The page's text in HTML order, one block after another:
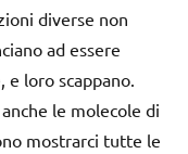
diverse non
ad essere
loro scappano.
le molecole di
mostrarci tutte le